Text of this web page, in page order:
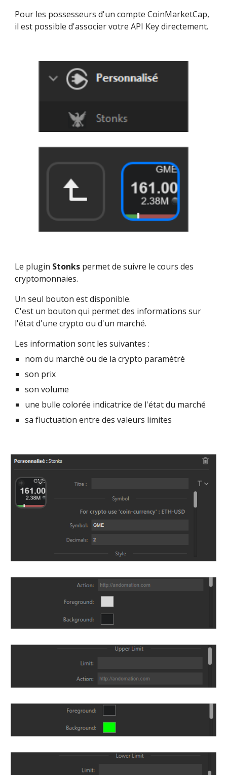
Pour les possesseurs d'un compte CoinMarketCap,
il est possible d'associer votre API Key directement.
Le plugin Stonks permet de suivre le cours des
cryptomonnaies.
Un seul bouton est disponible.
C'est un bouton qui permet des informations sur
l'état d'une crypto ou d'un marché.
Les information sont les suivantes :
nom du marché ou de la crypto paramétré
son prix
son volume
une bulle colorée indicatrice de l'état du marché
sa fluctuation entre des valeurs limites